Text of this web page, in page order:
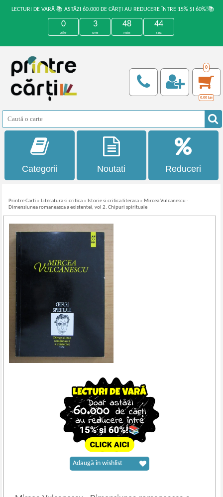
LECTURI DE VARĂ 📚 ASTĂZI 60.000 DE CĂRȚI AU REDUCERE ÎNTRE 15% ȘI 60%!📚
0
zile
3
ore
48
min
44
sec
0
0,00 Lei
Categorii Noutati Reduceri
Printre Carti » Literatura si critica » Istorie si critica literara » Mircea Vulcanescu -
Dimensiunea romaneasca a existentei, vol 2. Chipuri spirituale
Adaugă în wishlist